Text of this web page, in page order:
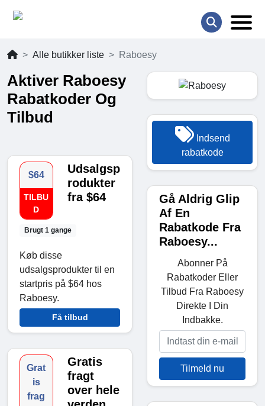
Alle butikker liste Raboesy
Aktiver Raboesy
Rabatkoder Og
Tilbud
$64
TILBU
D
Brugt 1 gange
Udsalgsp
rodukter
fra $64
Køb disse
udsalgsprodukter til en
startpris på $64 hos
Raboesy.
Få tilbud
Grat
is
frag
Gratis
fragt
over hele
Indsend
rabatkode
Gå Aldrig Glip
Af En
Rabatkode Fra
Raboesy...
Abonner På
Rabatkoder Eller
Tilbud Fra Raboesy
Direkte I Din
Indbakke.
Tilmeld nu